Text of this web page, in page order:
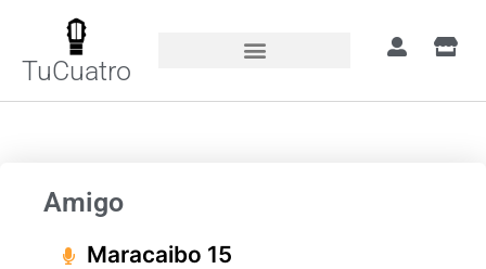
TuCuatro
Amigo
Maracaibo 15